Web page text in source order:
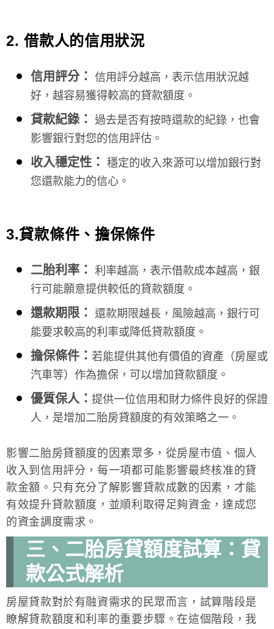
2.借款人的信用狀況
信用評分： 信用評分越高，表示信用狀況越
好，越容易獲得較高的貸款額度。
貸款紀錄： 過去是否有按時還款的紀錄，也會
影響銀行對您的信用評估。
收入穩定性： 穩定的收入來源可以增加銀行對
您還款能力的信心。
3.貸款條件、擔保條件
二胎利率： 利率越高，表示借款成本越高，銀
行可能願意提供較低的貸款額度。
還款期限： 還款期限越長，風險越高，銀行可
能要求較高的利率或降低貸款額度。
擔保條件： 若能提供其他有價值的資產（房屋或
汽車等）作為擔保，可以增加貸款額度。
優質保人： 提供一位信用和財力條件良好的保證
人，是增加二胎房貸額度的有效策略之一。
影響二胎房貸額度的因素眾多，從房屋市值、個人
收入到信用評分，每一項都可能影響最終核准的貸
款金額。只有充分了解影響貸款成數的因素，才能
有效提升貸款額度，並順利取得足夠資金，達成您
的資金調度需求。
三、二胎房貸額度試算：貸
款公式解析
房屋貸款對於有融資需求的民眾而言，試算階段是
瞭解貸款額度和利率的重要步驟。在這個階段，我